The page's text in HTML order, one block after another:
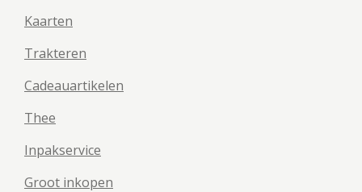
Kaarten
Trakteren
Cadeauartikelen
Thee
Inpakservice
Groot inkopen